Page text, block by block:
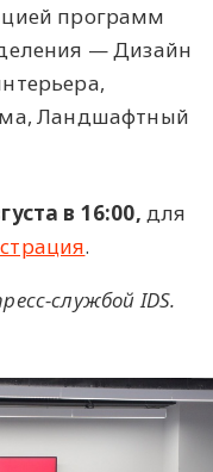
программ
— Дизайн
Ландшафтный
в 16:00, для
.
службой IDS.